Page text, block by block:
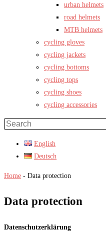
urban helmets
road helmets
MTB helmets
cycling gloves
cycling jackets
cycling bottoms
cycling tops
cycling shoes
cycling accessories
English
Deutsch
Home - Data protection
Data protection
Datenschutzerklärung